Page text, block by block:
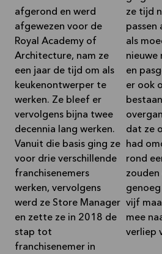
afgerond en werd
afgewezen voor de
Royal Academy of
Architecture, nam ze
een jaar de tijd om als
keukenontwerper te
werken. Ze bleef er
vervolgens bijna twee
decennia lang werken.
Vanuit die basis ging ze
voor drie verschillende
franchisenemers
werken, vervolgens
werd ze Store Manager
en zette ze in 2018 de
stap tot
franchisenemer in
ze tijd
passen
als
nieuwe
en
er ook
dat ze
had
rond
zouden
vijf
mee
verliep